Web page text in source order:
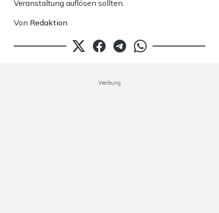
Veranstaltung auflösen sollten.
Von Redaktion
Werbung